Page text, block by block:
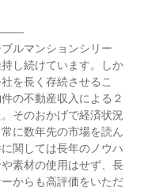
ルマンションシリー
し続けています。しか
を長く存続させるこ
の不動産収入による２
そのおかげで経済状況
に数年先の市場を読ん
関しては長年のノウハ
素材の使用はせず、長
からも高評価をいただ